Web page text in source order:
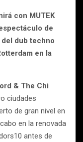
con MUTEK
de
dub techno
en la
& The Chi
ciudades
de gran nivel en
en la renovada
antes de